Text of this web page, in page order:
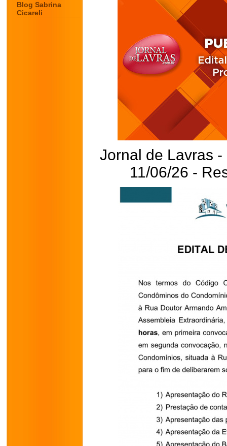
Blog Sabrina
Cicareli
Jornal de Lavras
11/06/26 -